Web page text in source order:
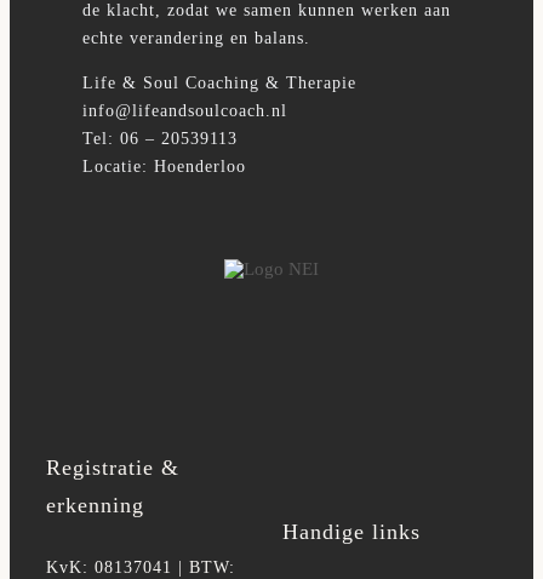
de klacht, zodat we samen kunnen werken aan
echte verandering en balans.
Life & Soul Coaching & Therapie
info@lifeandsoulcoach.nl
Tel: 06 – 20539113
Locatie: Hoenderloo
Registratie &
erkenning
KvK: 08137041 | BTW:
Handige links